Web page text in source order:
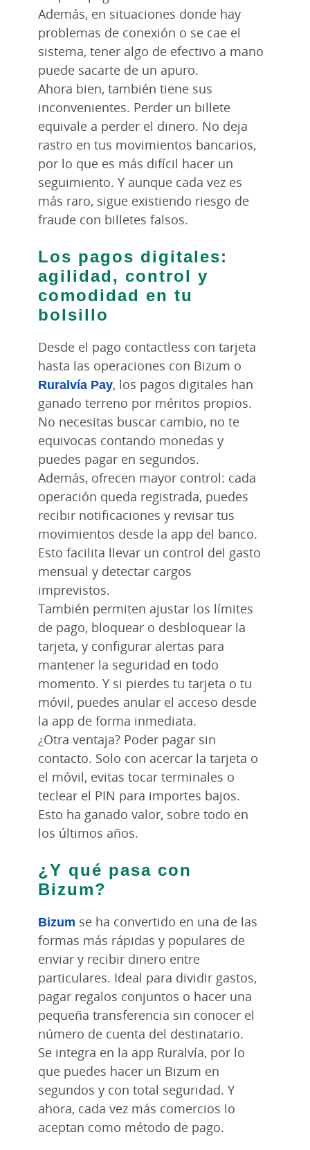
Además, en situaciones donde hay
problemas de conexión o se cae el
sistema, tener algo de efectivo a mano
puede sacarte de un apuro.
Ahora bien, también tiene sus
inconvenientes. Perder un billete
equivale a perder el dinero. No deja
rastro en tus movimientos bancarios,
por lo que es más difícil hacer un
seguimiento. Y aunque cada vez es
más raro, sigue existiendo riesgo de
fraude con billetes falsos.
Los pagos digitales:
agilidad, control y
comodidad en tu
bolsillo
Desde el pago contactless con tarjeta
hasta las operaciones con Bizum o
Ruralvía Pay, los pagos digitales han
ganado terreno por méritos propios.
No necesitas buscar cambio, no te
equivocas contando monedas y
puedes pagar en segundos.
Además, ofrecen mayor control: cada
operación queda registrada, puedes
recibir notificaciones y revisar tus
movimientos desde la app del banco.
Esto facilita llevar un control del gasto
mensual y detectar cargos
imprevistos.
También permiten ajustar los límites
de pago, bloquear o desbloquear la
tarjeta, y configurar alertas para
mantener la seguridad en todo
momento. Y si pierdes tu tarjeta o tu
móvil, puedes anular el acceso desde
la app de forma inmediata.
¿Otra ventaja? Poder pagar sin
contacto. Solo con acercar la tarjeta o
el móvil, evitas tocar terminales o
teclear el PIN para importes bajos.
Esto ha ganado valor, sobre todo en
los últimos años.
¿Y qué pasa con
Bizum?
Bizum se ha convertido en una de las
formas más rápidas y populares de
enviar y recibir dinero entre
particulares. Ideal para dividir gastos,
pagar regalos conjuntos o hacer una
pequeña transferencia sin conocer el
número de cuenta del destinatario.
Se integra en la app Ruralvía, por lo
que puedes hacer un Bizum en
segundos y con total seguridad. Y
ahora, cada vez más comercios lo
aceptan como método de pago.